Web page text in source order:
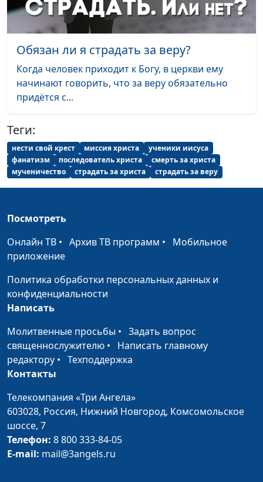
Обязан ли я страдать за веру?
Когда человек приходит к Богу, в церкви ему
начинают говорить, что за веру обязательно
придётся с...
Теги:
нести свой крест миссия христа
ученики иисуса
фанатизм
последователь христа
смерть за христа
мученичество
страдать за христа страдать за веру
Посмотреть
Онлайн ТВ • Архив ТВ программ • Мобильное
приложение
Политика обработки персональных данных и
конфиденциальности
Написать
Молитвенные просьбы • Задать вопрос
священнослужителю • Написать главному
редактору • Техподдержка
Контакты
Телекомпания «Три Ангела»
603028, Россия, Нижний Новгород, Комсомольское
шоссе, 7
Телефон: 8 800 333-84-05
E-mail: mail@3angels.ru